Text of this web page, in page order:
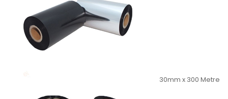
30mm x 300 Metre